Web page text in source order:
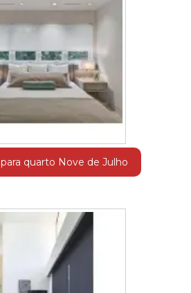
quarto Nove de Julho